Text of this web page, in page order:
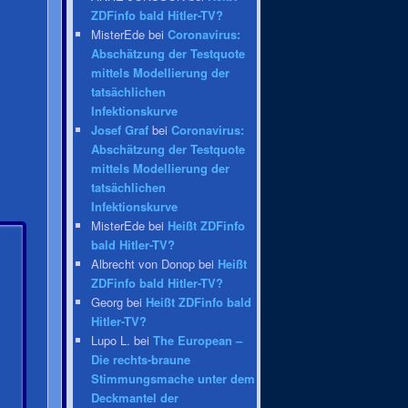
ZDFinfo bald Hitler-TV?
MisterEde bei Coronavirus:
Abschätzung der Testquote
mittels Modellierung der
tatsächlichen
Infektionskurve
Josef Graf bei Coronavirus:
Abschätzung der Testquote
mittels Modellierung der
tatsächlichen
Infektionskurve
MisterEde bei Heißt ZDFinfo
bald Hitler-TV?
Albrecht von Donop bei Heißt
ZDFinfo bald Hitler-TV?
Georg bei Heißt ZDFinfo bald
Hitler-TV?
Lupo L. bei The European –
Die rechts-braune
Stimmungsmache unter dem
Deckmantel der